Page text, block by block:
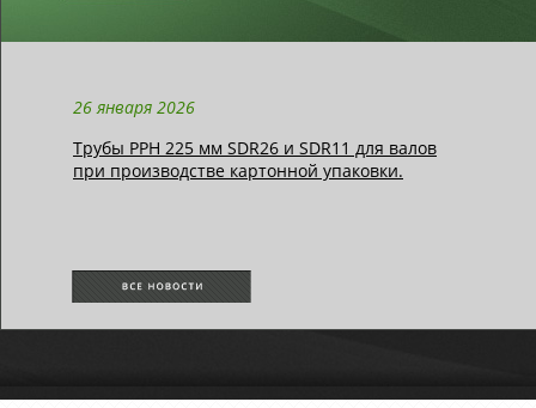
26 января 2026
Трубы РРН 225 мм SDR26 и SDR11 для валов
при производстве картонной упаковки.